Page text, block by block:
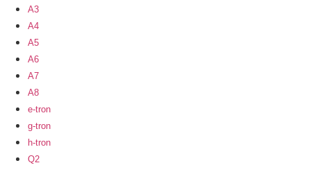
A3
A4
A5
A6
A7
A8
e-tron
g-tron
h-tron
Q2